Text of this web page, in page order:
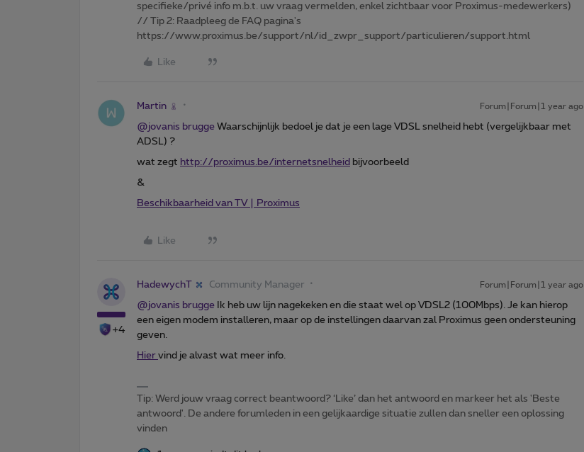
specifieke/privé info m.b.t. uw vraag vermelden, enkel zichtbaar voor Proximus-medewerkers)
// Tip 2: Raadpleeg de FAQ pagina's
https://www.proximus.be/support/nl/id_zwpr_support/particulieren/support.html
Like
Martin Forum|Forum|1 year ago
@jovanis brugge Waarschijnlijk bedoel je dat je een lage VDSL snelheid hebt (vergelijkbaar met
ADSL) ?
wat zegt http://proximus.be/internetsnelheid bijvoorbeeld
&
Beschikbaarheid van TV | Proximus
Like
+4
HadewychT Community Manager Forum|Forum|1 year ago
@jovanis brugge Ik heb uw lijn nagekeken en die staat wel op VDSL2 (100Mbps). Je kan hierop
een eigen modem installeren, maar op de instellingen daarvan zal Proximus geen ondersteuning
geven.
Hier vind je alvast wat meer info.
Tip: Werd jouw vraag correct beantwoord? ‘Like’ dan het antwoord en markeer het als 'Beste
antwoord'. De andere forumleden in een gelijkaardige situatie zullen dan sneller een oplossing
vinden